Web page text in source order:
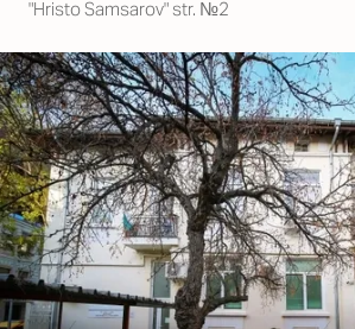
"Hristo Samsarov" str. №2